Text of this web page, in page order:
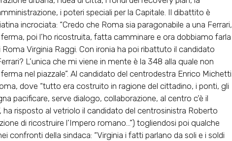
i poteri speciali per la Capitale. Il dibattito è
incrociata: “Credo che Roma sia paragonabile a una Ferrari,
poi l’ho ricostruita, fatta camminare e ora dobbiamo farla
Roma Virginia Raggi. Con ironia ha poi ribattuto il candidato
L’unica che mi viene in mente è la 348 alla quale non
nel piazzale”. Al candidato del centrodestra Enrico Michetti
dove “tutto era costruito in ragione del cittadino, i ponti, gli
pacificare, serve dialogo, collaborazione, al centro c’è il
ha risposto al vetriolo il candidato del centrosinistra Roberto
di ricostruire l’Impero romano…”) togliendosi poi qualche
confronti della sindaca: “Virginia i fatti parlano da soli e i soldi